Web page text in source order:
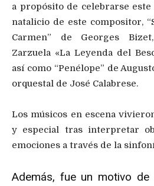
a propósito de celebrarse este
natalicio de este compositor,
Carmen” de Georges
Zarzuela «La Leyenda del
así como “Penélope” de
orquestal de José Calabrese.
Los músicos en escena
y especial tras interpretar
emociones a través de la
Además, fue un motivo de